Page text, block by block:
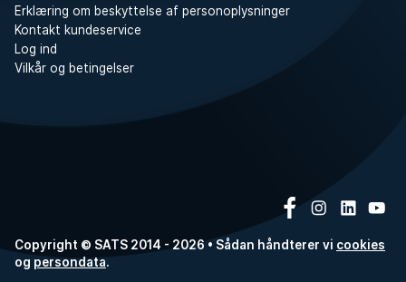
Erklæring om beskyttelse af personoplysninger
Kontakt kundeservice
Log ind
Vilkår og betingelser
Copyright © SATS 2014 - 2026 • Sådan håndterer vi cookies
og persondata.